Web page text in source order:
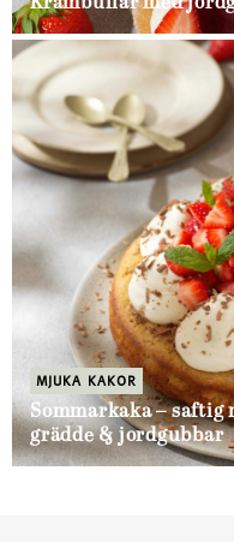
MJUKA KAKOR
Sommarkaka –
grädde & jordgubbar